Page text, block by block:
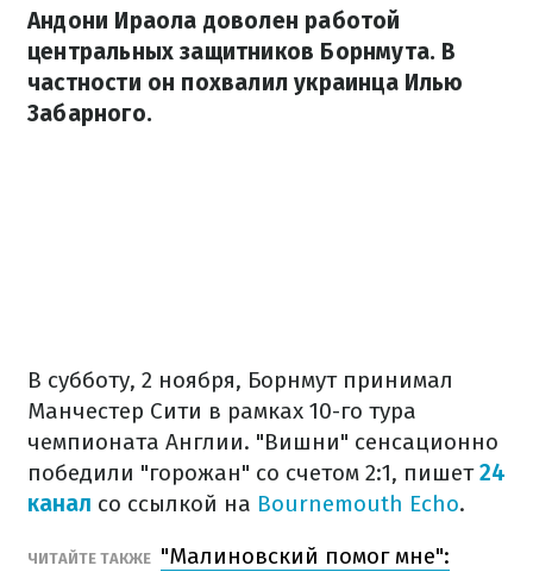
Андони Ираола доволен работой
центральных защитников Борнмута. В
частности он похвалил украинца Илью
Забарного.
В субботу, 2 ноября, Борнмут принимал
Манчестер Сити в рамках 10-го тура
чемпионата Англии. "Вишни" сенсационно
победили "горожан" со счетом 2:1, пишет24
канал со ссылкой на Bournemouth Echo.
ЧИТАЙТЕ ТАКЖЕ "Малиновский помог мне":